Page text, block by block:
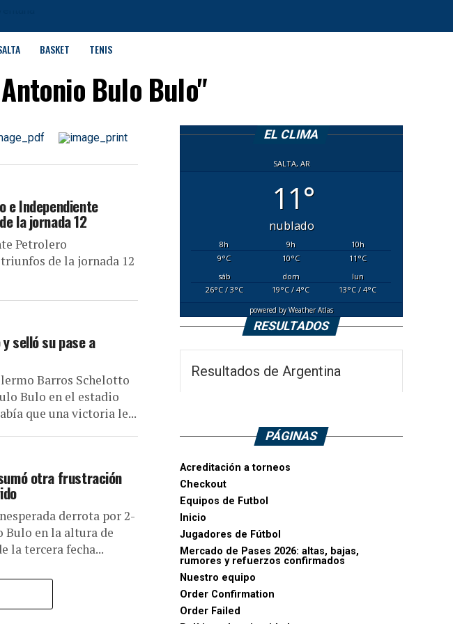
BASKET TENIS
Bulo Bulo"
e Independiente
la jornada 12
Petrolero
de la jornada 12
selló su pase a
Barros Schelotto
Bulo en el estadio
que una victoria le...
otra frustración
derrota por 2-
Bulo en la altura de
la tercera fecha...
EL CLIMA
SALTA, AR
11°
nublado
8h 9h 10h
9°C 10°C 11°C
sáb
dom
lun
26°C/ 3°C 19°C/ 4°C 13°C/ 4°C
powered byWeather Atlas
RESULTADOS
Resultados de Argentina
PÁGINAS
Acreditación a torneos
Checkout
Equipos de Futbol
Inicio
Jugadores de Fútbol
Mercado de Pases 2026: altas, bajas,
rumores y refuerzos confirmados
Nuestro equipo
Order Confirmation
Order Failed